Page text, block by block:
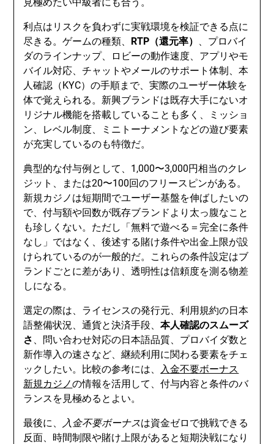
利点はリスクを負わずに実戦環境を検証できる点に
尽きる。ゲームの種類、 RTP（還元率） 、プロバイ
ダのラインナップ、ロビーの動作速度、アプリやモ
バイル対応、チャットやメールのサポート体制、本
人確認（KYC）の手順まで、実際のユーザー体験を
体で覚えられる。新興ブランドは既存大手にないオ
リジナル機能を搭載していることも多く、ミッショ
ン、レベル制度、ミニトーナメントなどの遊び要素
が充実しているのも特徴だ。
典型的な付与例として、1,000〜3,000円相当のクレ
ジット、または20〜100回のフリースピンがある。
新規カジノは短期間でユーザー基盤を伸ばしたいの
で、付与額や回数が既存ブランドより太っ腹なこと
も珍しくない。ただし「無料で遊べる＝完全に条件
なし」ではなく、後述する賭け条件や出金上限が設
けられているのが一般的だ。これらの条件設定はブ
ランドごとに差があり、透明性は信頼度を測る物差
しになる。
選定の際は、ライセンスの発行元、利用規約の日本
語整備状況、通貨と決済手段、本人確認のスムーズ
さ 、問い合わせ対応の日本語品質、プロバイダ数と
新作導入の速さなど、継続利用に関わる要素をチェ
ックしたい。比較の参考には、 入金不要ボーナス
新規カジノの情報を活用して、付与内容と条件のバ
ランスを見極めるとよい。
最後に、 入金不要ボーナスは資金ゼロで挑戦できる
反面、時間制限や賭け上限があると短期決戦になり